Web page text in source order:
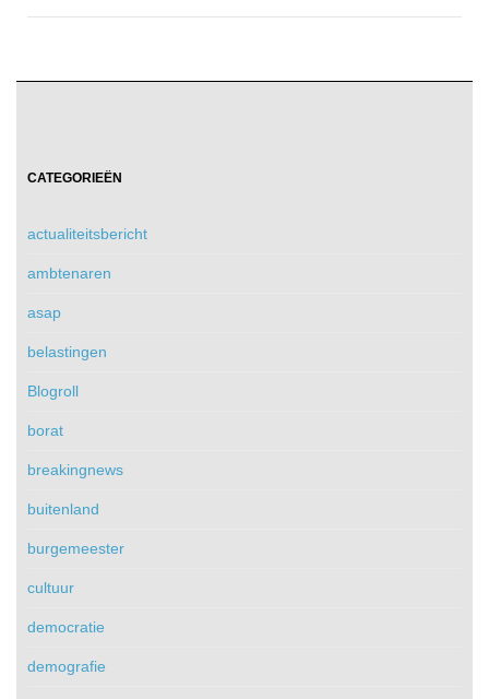
CATEGORIEËN
actualiteitsbericht
ambtenaren
asap
belastingen
Blogroll
borat
breakingnews
buitenland
burgemeester
cultuur
democratie
demografie